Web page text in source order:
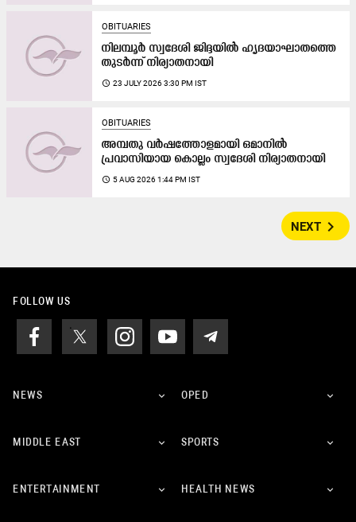
OBITUARIES
നിലമ്പൂർ സ്വദേശി ജിദ്ദയിൽ ഹൃദയാഘാതത്തെ
തുടർന്ന് നിര്യാതനായി
access_time 23 JULY 2026 3:30 PM IST
OBITUARIES
അമ്പതു വർഷത്തോളമായി ഒമാനിൽ
പ്രവാസിയായ കൊല്ലം സ്വദേശി നിര്യാതനായി
access_time 5 AUG 2026 1:44 PM IST
NEXT navigate_next
FOLLOW US
NEWS OPED
MIDDLE EAST SPORTS
ENTERTAINMENT HEALTH NEWS